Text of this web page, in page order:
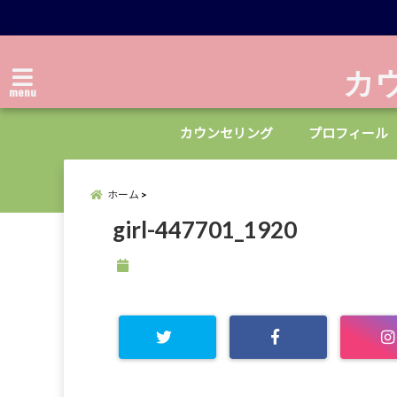
menu カ
カウンセリング プロフィール
ホーム
girl-447701_1920